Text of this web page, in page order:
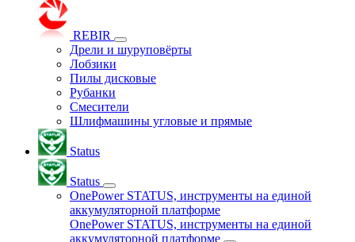
REBIR
Дрели и шуруповёрты
Лобзики
Пилы дисковые
Рубанки
Смесители
Шлифмашины угловые и прямые
Status
Status
OnePower STATUS, инструменты на единой
аккумуляторной платформе
OnePower STATUS, инструменты на единой
аккумуляторной платформе